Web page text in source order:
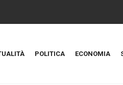
POLITICA ECONOMIA